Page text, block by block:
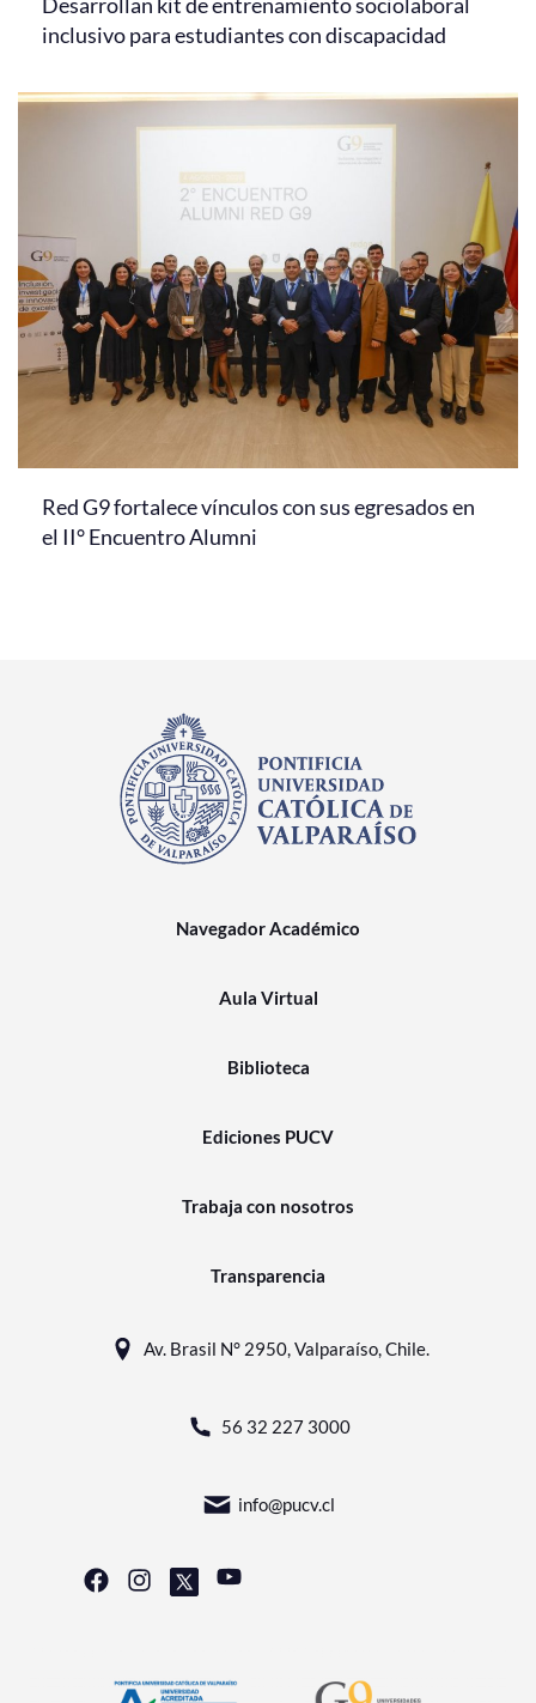
inclusivo para estudiantes con discapacidad
Red G9 fortalece vínculos con sus egresados en
el II° Encuentro Alumni
Navegador Académico
Aula Virtual
Biblioteca
Ediciones PUCV
Trabaja con nosotros
Transparencia
Av. Brasil N° 2950, Valparaíso, Chile.
56 32 227 3000
info@pucv.cl